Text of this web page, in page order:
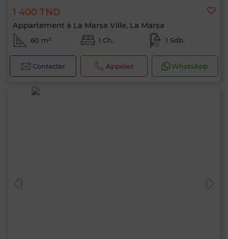
1 400 TND
Appartement à La Marsa Ville, La Marsa
60 m² 1 Ch. 1 Sdb.
Contacter Appelez WhatsApp